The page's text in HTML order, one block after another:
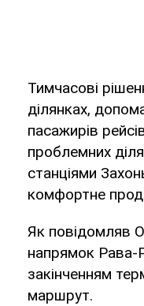
Тимчасові
ділянках,
пасажирів
проблемних
станціями
комфортне
Як повідомляв
напрямок Рава-
закінченням
маршрут.